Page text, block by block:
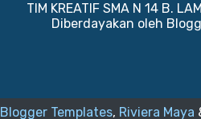
TIM KREATIF SMA N 14 B.
Diberdayakan oleh
Blogger Templates, Riviera Maya